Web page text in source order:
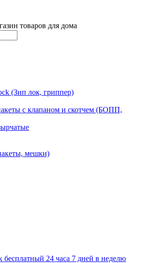
товаров для дома
(Зип лок, гриппер)
с клапаном и скотчем (БОПП,
мешки)
бесплатный 24 часа 7 дней в неделю